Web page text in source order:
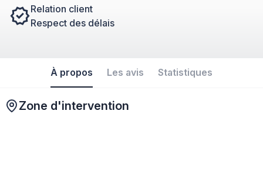
Relation client
Respect des délais
À propos Les avis Statistiques
Zone d'intervention